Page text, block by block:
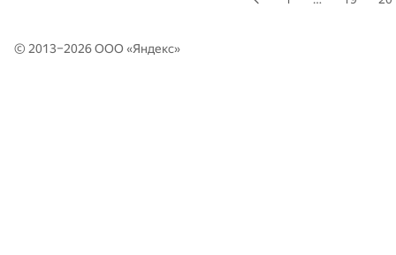
© 2013–2026 ООО «Яндекс»